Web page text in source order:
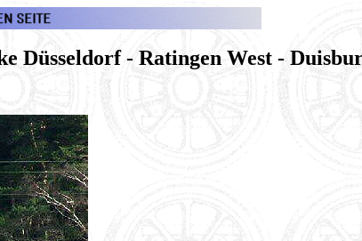
Düsseldorf - Ratingen West -